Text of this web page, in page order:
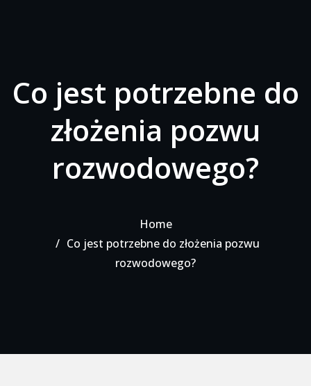
Co jest potrzebne do
złożenia pozwu
rozwodowego?
Home
Co jest potrzebne do złożenia pozwu
rozwodowego?